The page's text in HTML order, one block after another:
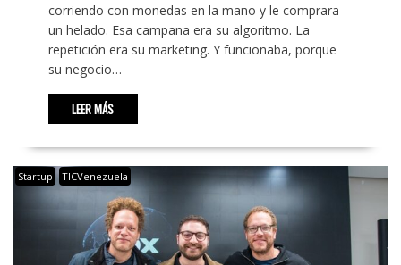
corriendo con monedas en la mano y le comprara
un helado. Esa campana era su algoritmo. La
repetición era su marketing. Y funcionaba, porque
su negocio…
LEER MÁS
Startup TICVenezuela